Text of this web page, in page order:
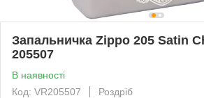
Запальничка Zippo 205 Satin
205507
В наявності
Код: VR205507
Роздріб